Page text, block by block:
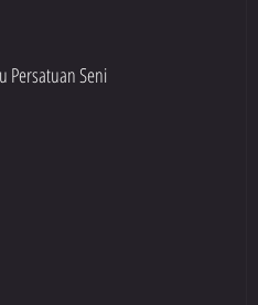
Persatuan Seni